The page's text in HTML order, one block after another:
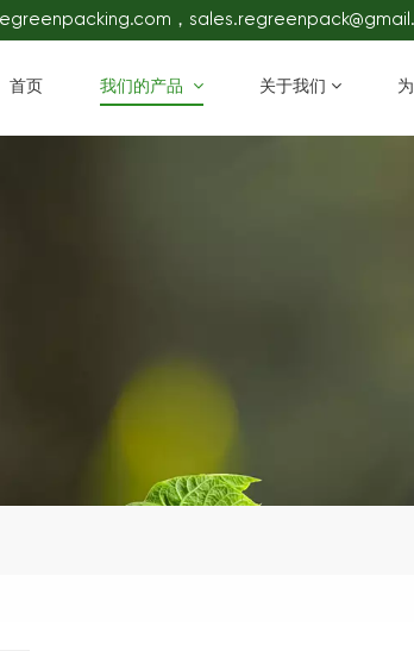
，
首页 我们的产品 关于我们